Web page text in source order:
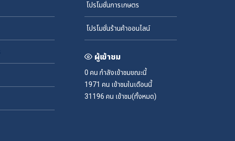
โปรโมชั่นการเกษตร
โปรโมชั่นร้านค้าออนไลน์
ผู้เข้าชม
0 คน กำลังเข้าชมขณะนี้
1971 คน เข้าชมในเดือนนี้
31196 คน เข้าชม(ทั้งหมด)